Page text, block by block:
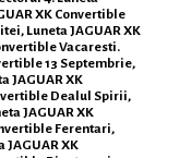
XK Convertible
Luneta JAGUAR XK
Vacaresti.
13 Septembrie,
JAGUAR XK
Dealul Spirii,
JAGUAR XK
Ferentari,
JAGUAR XK